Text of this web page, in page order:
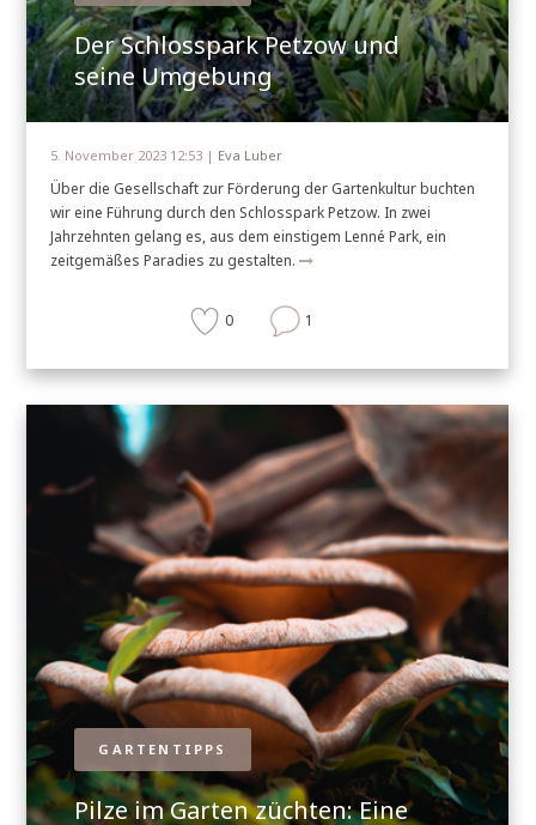
Der Schlosspark Petzow und
seine Umgebung
5. November 2023 12:53 | Eva Luber
Über die Gesellschaft zur Förderung der Gartenkultur buchten
wir eine Führung durch den Schlosspark Petzow. In zwei
Jahrzehnten gelang es, aus dem einstigem Lenné Park, ein
zeitgemäßes Paradies zu gestalten.
0 1
GARTENTIPPS
Pilze im Garten züchten: Eine